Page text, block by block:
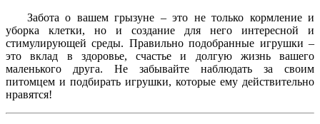
Забота о вашем грызуне – это не только кормление и
уборка клетки, но и создание для него интересной и
стимулирующей среды. Правильно подобранные игрушки –
это вклад в здоровье, счастье и долгую жизнь вашего
маленького друга. Не забывайте наблюдать за своим
питомцем и подбирать игрушки, которые ему действительно
нравятся!